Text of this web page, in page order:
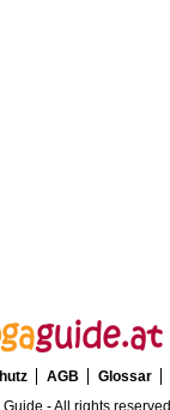
AGB Glossar
- All rights reserved